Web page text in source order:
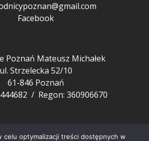
Facebook
Poznań Mateusz Michałek
ul. Strzelecka 52/10
61-846 Poznań
/ Regon: 360906670
Pozostałe
celu optymalizacji treści dostępnych w